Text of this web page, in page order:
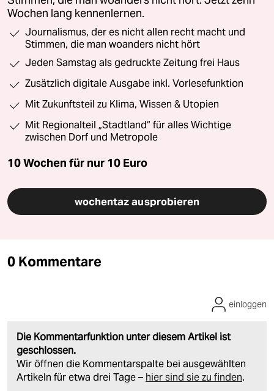
Wochen lang kennenlernen.
Journalismus, der es nicht allen recht macht und
Stimmen, die man woanders nicht hört
Jeden Samstag als gedruckte Zeitung frei Haus
Zusätzlich digitale Ausgabe inkl. Vorlesefunktion
Mit Zukunftsteil zu Klima, Wissen & Utopien
Mit Regionalteil „Stadtland“ für alles Wichtige
zwischen Dorf und Metropole
10 Wochen für nur 10 Euro
wochentaz ausprobieren
0 Kommentare
Die Kommentarfunktion unter diesem Artikel ist
geschlossen.
Wir öffnen die Kommentarspalte bei ausgewählten
Artikeln für etwa drei Tage – hier sind sie zu finden.
einloggen